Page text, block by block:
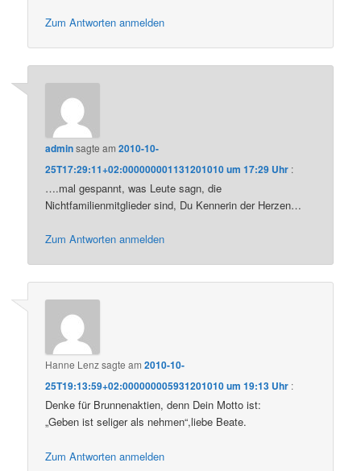
Zum Antworten anmelden
adminsagte am2010-10-
25T17:29:11+02:000000001131201010 um 17:29 Uhr :
….mal gespannt, was Leute sagn, die
Nichtfamilienmitglieder sind, Du Kennerin der Herzen…
Zum Antworten anmelden
Hanne Lenzsagte am2010-10-
25T19:13:59+02:000000005931201010 um 19:13 Uhr :
Denke für Brunnenaktien, denn Dein Motto ist:
„Geben ist seliger als nehmen“,liebe Beate.
Zum Antworten anmelden